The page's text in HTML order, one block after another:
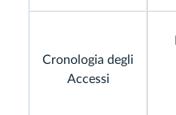
Cronologia degli
Accessi